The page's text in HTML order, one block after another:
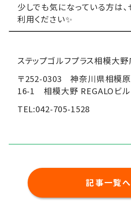
少しでも気になっている方は
利用ください✨
ステップゴルフプラス相模大野
〒252-0303 神奈川県相模
16-1 相模大野 REGALOビ
TEL:042-705-1528
記事一覧へ